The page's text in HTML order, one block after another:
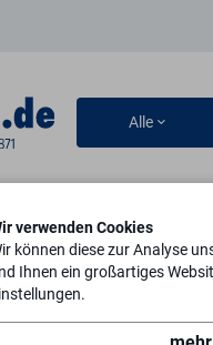
Alle
verwenden Cookies
können diese zur Analyse
Ihnen ein großartiges